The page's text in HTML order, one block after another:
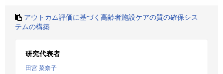
アウトカム評価に基づく高齢者施設ケアの質の確保シス
テムの構築
研究代表者
田宮 菜奈子